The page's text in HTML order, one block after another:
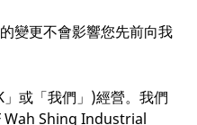
變更不會影響您先前向我
或「我們」)經營。我們
Wah Shing Industrial